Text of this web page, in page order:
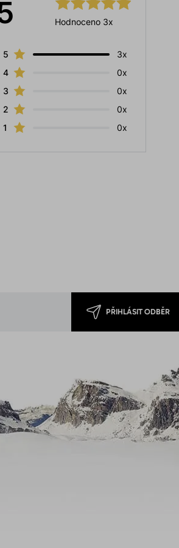
Hodnoceno 3x
5
3x
4
0x
3
0x
2
0x
1
0x
PŘIHLÁSIT ODBĚR